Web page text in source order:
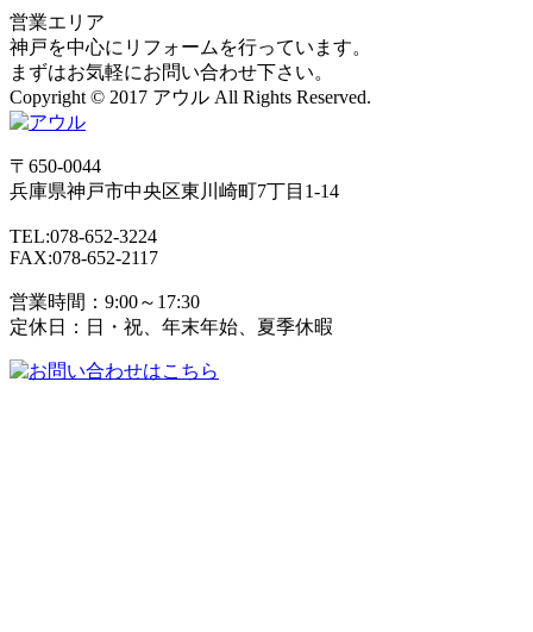
営業エリア
神戸を中心にリフォームを行っています。
まずはお気軽にお問い合わせ下さい。
Copyright © 2017 アウル All Rights Reserved.
〒650-0044
兵庫県神戸市中央区東川崎町7丁目1-14
TEL:078-652-3224
FAX:078-652-2117
営業時間：9:00～17:30
定休日：日・祝、年末年始、夏季休暇